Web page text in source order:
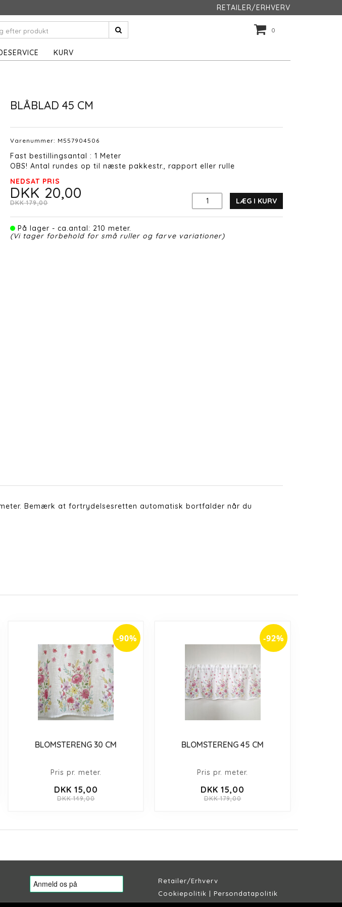
RETAILER/ERHVERV
0
KURV
BLÅBLAD 45 CM
Varenummer: M557904506
Fast bestillingsantal : 1 Meter
OBS! Antal rundes op til næste pakkestr., rapport eller rulle
NEDSAT PRIS
DKK 20,00
DKK 179,00 LÆG I KURV
På lager - ca.antal: 210 meter.
(Vi tager forbehold for små ruller og farve variationer)
Bemærk at fortrydelsesretten automatisk bortfalder når du
-90%
BLOMSTERENG 30 CM
Pris pr. meter.
DKK 15,00
DKK 149,00
-92%
BLOMSTERENG 45 CM
Pris pr. meter.
DKK 15,00
DKK 179,00
Retailer/Erhverv
Cookiepolitik | Persondatapolitik